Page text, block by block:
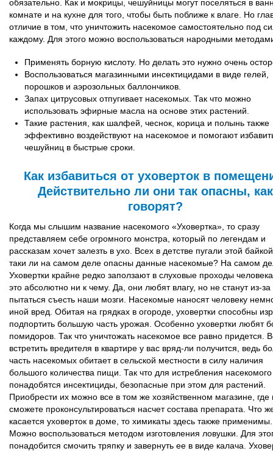
обязательно. Как и мокрицы, чешуйницы могут поселяться в
комнате и на кухне для того, чтобы быть поближе к влаге. Но
отличие в том, что уничтожить насекомое самостоятельно под
каждому. Для этого можно воспользоваться народными
Применять борную кислоту. Но делать это нужно очень
Воспользоваться магазинными инсектицидами в виде гелей,
порошков и аэрозольных баллончиков.
Запах цитрусовых отпугивает насекомых. Так что можно
использовать эфирные масла на основе этих растений.
Такие растения, как шалфей, чеснок, корица и полынь также
эффективно воздействуют на насекомое и помогают
чешуйниц в быстрые сроки.
Как избавиться от уховерток в
Действительно ли они так опасны, как
говорят?
Когда мы слышим название насекомого «Уховертка», то сразу
представляем себе огромного монстра, который по легендам и
рассказам хочет залезть в ухо. Всех в детстве пугали этой
таки ли на самом деле опасны данные насекомые? На самом
Уховертки крайне редко заползают в слуховые проходы
это абсолютно ни к чему. Да, они любят влагу, но не станут из-за
пытаться съесть наши мозги. Насекомые наносят человеку
иной вред. Обитая на грядках в огороде, уховертки способны
подпортить большую часть урожая. Особенно уховертки любят
помидоров. Так что уничтожать насекомое все равно придется.
встретить вредителя в квартире у вас вряд-ли получится, ведь
часть насекомых обитает в сельской местности в силу наличия
большого количества пищи. Так что для истребления насекомого
понадобятся инсектициды, безопасные при этом для растений.
Приобрести их можно все в том же хозяйственном магазине, где
сможете проконсультироваться насчет состава препарата. Что
касается уховерток в доме, то химикаты здесь также применимы.
Можно воспользоваться методом изготовления ловушки. Для
понадобится смочить тряпку и завернуть ее в виде калача.